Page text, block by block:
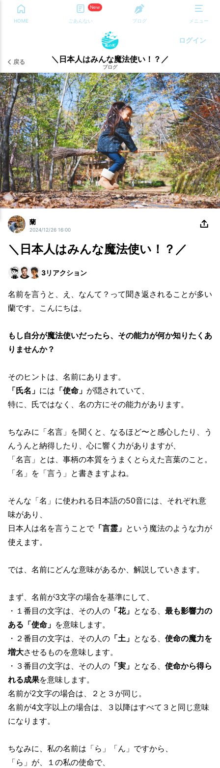
HOME
New
ごあんない ブログ メニュー
ログイン
戻る ＼日本人はみんな魔法使い！？／
ブログ
蘭
2024/12/26 16:00
＼日本人はみんな魔法使い！？／
3リアクション
名前を言うと、え、なんて？って聞き返されることが多い
蘭です。こんにちは。
もし自分が魔法使いだったら、その能力が何か知りたくあ
りませんか？
そのヒントは、名前にあります。
「氏名」 には 「使命」 が隠されていて、
特に、氏ではなく、名の方にその能力があります。
ちなみに「名言」を聞くと、なるほど〜と感心したり、う
んうんと納得したり、心に響く力がありますが、
「名言」とは、事柄の本質をうまくとらえた言葉のこと。
「名」を「言う」と書きますよね。
そんな「名」に使われる日本語の50音には、それぞれ意
味があり、
日本人は名を言うことで「言霊」 という魔法のような力が
使えます。
では、名前にどんな意味があるか、解説していきます。
まず、名前が3文字の場合を基準にして、
・１番目の文字は、その人の 「花」 となる、 最も影響力の
ある「使命」 を意味します。
・２番目の文字は、その人の 「土」 となる、 使命の魔力を
増大させるものを意味します。
・３番目の文字は、その人の 「実」 となる、 使命から得ら
れる成果を意味します。
名前が2文字の場合は、２と３が同じ。
名前が4文字以上の場合は、３以降はすべて３と同じ意味
になります。
ちなみに、私の名前は「ら」「ん」ですから、
「ら」が、１の私の使命で、